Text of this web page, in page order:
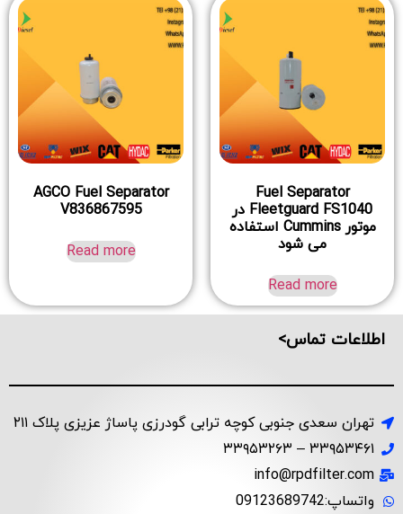
Fuel Separator
Fleetguard FS1040 در
موتور Cummins استفاده
می شود
Read more
AGCO Fuel Separator
V836867595
Read more
اطلاعات تماس>
تهران سعدی جنوبی کوچه ترابی گودرزی پاساژ عزیزی پلاک ۲۱۱
۳۳۹۵۳۴۶۱ – ۳۳۹۵۳۲۶۳
info@rpdfilter.com
واتساپ:09123689742